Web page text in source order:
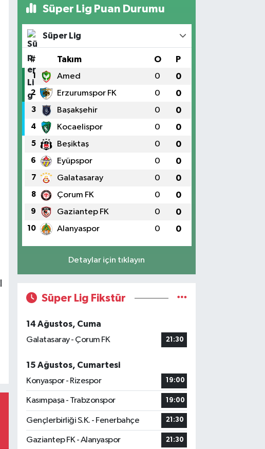
Süper Lig Puan Durumu
Süper Lig
# Takım O P
1 Amed 0 0
2 Erzurumspor FK 0 0
3 Başakşehir 0 0
4 Kocaelispor 0 0
5 Beşiktaş 0 0
6 Eyüpspor 0 0
7 Galatasaray 0 0
8 Çorum FK 0 0
9 Gaziantep FK 0 0
10 Alanyaspor 0 0
Detaylar için tıklayın
Süper Lig Fikstür
14 Ağustos, Cuma
Galatasaray - Çorum FK
21:30
15 Ağustos, Cumartesi
Konyaspor - Rizespor
19:00
Kasımpaşa - Trabzonspor 19:00
Gençlerbirliği S.K. - Fenerbahçe 21:30
Gaziantep FK - Alanyaspor 21:30